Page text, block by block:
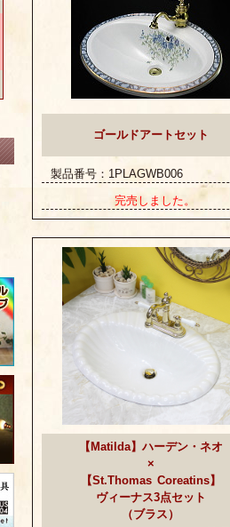
ゴールドアートセット
製品番号：1PLAGWB006
完売しました。
【Matilda】ハーデン・ネオ
×
【St.Thomas Coreatins】
ヴィーナス3点セット
（ブラス）